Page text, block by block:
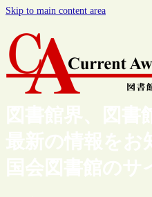
Skip to main content area
図書館界、図書
最新の情報をお
国会図書館のサ